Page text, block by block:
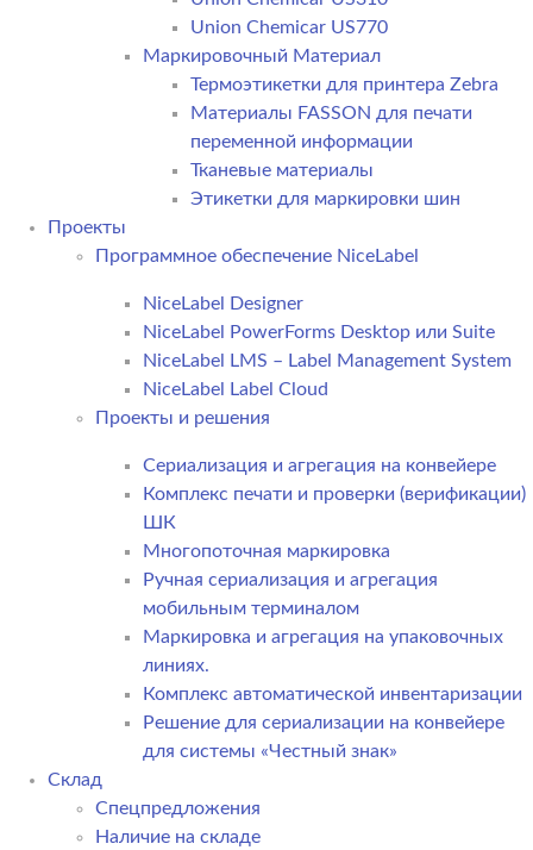
Union Chemicar US770
Маркировочный Материал
Термоэтикетки для принтера Zebra
Материалы FASSON для печати
переменной информации
Тканевые материалы
Этикетки для маркировки шин
Проекты
Программное обеспечение NiceLabel
NiceLabel Designer
NiceLabel PowerForms Desktop или Suite
NiceLabel LMS – Label Management System
NiceLabel Label Cloud
Проекты и решения
Сериализация и агрегация на конвейере
Комплекс печати и проверки (верификации)
ШК
Многопоточная маркировка
Ручная сериализация и агрегация
мобильным терминалом
Маркировка и агрегация на упаковочных
линиях.
Комплекс автоматической инвентаризации
Решение для сериализации на конвейере
для системы «Честный знак»
Склад
Спецпредложения
Наличие на складе